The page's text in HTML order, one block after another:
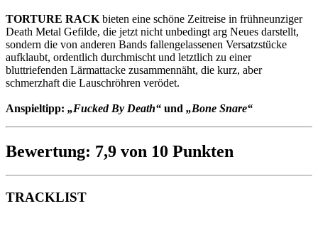
TORTURE RACK bieten eine schöne Zeitreise in frühneunziger
Death Metal Gefilde, die jetzt nicht unbedingt arg Neues darstellt,
sondern die von anderen Bands fallengelassenen Versatzstücke
aufklaubt, ordentlich durchmischt und letztlich zu einer
bluttriefenden Lärmattacke zusammennäht, die kurz, aber
schmerzhaft die Lauschröhren verödet.
Anspieltipp: „Fucked By Death“ und „Bone Snare“
Bewertung: 7,9 von 10 Punkten
TRACKLIST